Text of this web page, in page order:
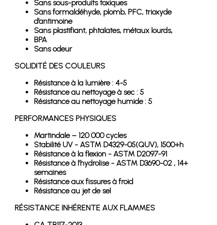
Sans sous-produits toxiques
Sans formaldéhyde, plomb, PFC, trioxyde
d’antimoine
Sans plastifiant, phtalates, métaux lourds,
BPA
Sans odeur
SOLIDITÉ DES COULEURS
Résistance à la lumière : 4-5
Résistance au nettoyage à sec : 5
Résistance au nettoyage humide : 5
PERFORMANCES PHYSIQUES
Martindale – 120 000 cycles
Stabilité UV - ASTM D4329-05(QUV), 1500+h
Résistance à la flexion - ASTM D2097-91
Résistance à l’hydrolise - ASTM D3690-02 , 14+
semaines
Résistance aux fissures à froid
Résistance au jet de sel
RÉSISTANCE INHÉRENTE AUX FLAMMES